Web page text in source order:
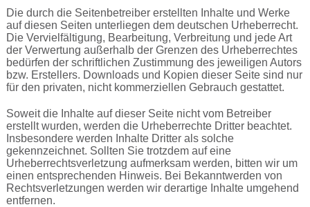
Die durch die Seitenbetreiber erstellten Inhalte und Werke
auf diesen Seiten unterliegen dem deutschen Urheberrecht.
Die Vervielfältigung, Bearbeitung, Verbreitung und jede Art
der Verwertung außerhalb der Grenzen des Urheberrechtes
bedürfen der schriftlichen Zustimmung des jeweiligen Autors
bzw. Erstellers. Downloads und Kopien dieser Seite sind nur
für den privaten, nicht kommerziellen Gebrauch gestattet.
Soweit die Inhalte auf dieser Seite nicht vom Betreiber
erstellt wurden, werden die Urheberrechte Dritter beachtet.
Insbesondere werden Inhalte Dritter als solche
gekennzeichnet. Sollten Sie trotzdem auf eine
Urheberrechtsverletzung aufmerksam werden, bitten wir um
einen entsprechenden Hinweis. Bei Bekanntwerden von
Rechtsverletzungen werden wir derartige Inhalte umgehend
entfernen.